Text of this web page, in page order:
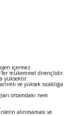
içermez.
mükemmel dirençlidir.
yüksektir.
ve yüksek sıcaklığa
ortamdaki nem
alınmaması ve